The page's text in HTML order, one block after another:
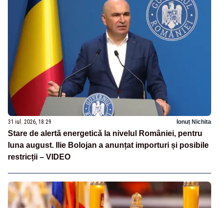
31 iul. 2026, 18:29 Ionuț Nichita
Stare de alertă energetică la nivelul României, pentru
luna august. Ilie Bolojan a anunțat importuri și posibile
restricții – VIDEO